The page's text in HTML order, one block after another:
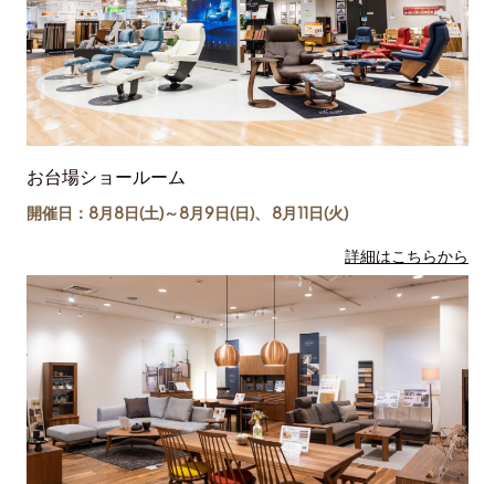
お台場ショールーム
開催日：8月8日(土)～8月9日(日)、 8月11日(火)
詳細はこちらから